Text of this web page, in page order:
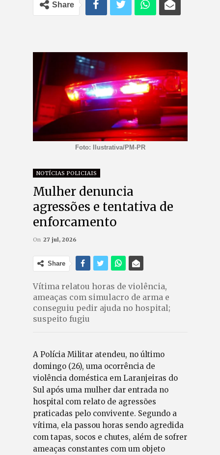
Share
Foto: Ilustrativa/PM-PR
NOTÍCIAS POLICIAIS
Mulher denuncia
agressões e tentativa de
enforcamento
On 27 jul, 2026
Share
Vítima relatou horas de violência,
ameaças com simulacro de arma e
conseguiu pedir ajuda no hospital;
suspeito fugiu
A Polícia Militar atendeu, no último
domingo (26), uma ocorrência de
violência doméstica em Laranjeiras do
Sul após uma mulher dar entrada no
hospital com relato de agressões
praticadas pelo convivente. Segundo a
vítima, ela passou horas sendo agredida
com tapas, socos e chutes, além de sofrer
ameaças constantes com um objeto